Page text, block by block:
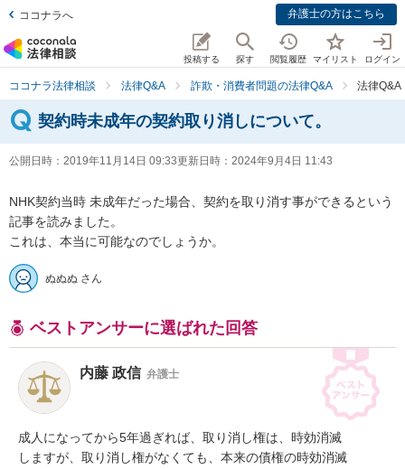
ココナラへ 弁護士の方はこちら
投稿する 探す 閲覧履歴 マイリスト ログイン
ココナラ法律相談 法律Q&A 詐欺・消費者問題の法律Q&A 法律Q&A
契約時未成年の契約取り消しについて。
公開日時： 2019年11月14日 09:33更新日時： 2024年9月4日 11:43
NHK契約当時 未成年だった場合、契約を取り消す事ができるという
記事を読みました。
これは、本当に可能なのでしょうか。
ぬぬぬ さん
ベストアンサーに選ばれた回答
内藤 政信 弁護士
成人になってから5年過ぎれば、取り消し権は、時効消滅
しますが、取り消し権がなくても、本来の債権の時効消滅